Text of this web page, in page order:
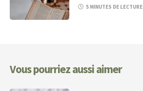
5 MINUTES DE LECTURE
Vous pourriez aussi aimer